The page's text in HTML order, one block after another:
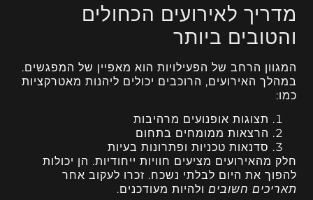
מדריך לאירועים הכחולים
והטובים ביותר
המגוון הרחב של הפעילויות הוא מאפיין של המפגשים.
במהלך האירועים, הרוכבים יכולים ליהנות מאטרקציות
כמו:
תצוגות אופנועים מרהיבות
הרצאות ממומחים בתחום
סדנאות טכניות ופתרונות בעיות
חלק מהאירועים מציעים חוויות ייחודיות. הן יכולות
להפוך את היום לבלתי נשכח. זכרו לעקוב אחר
תאריכים חשובים ולהיות מעודכנים.